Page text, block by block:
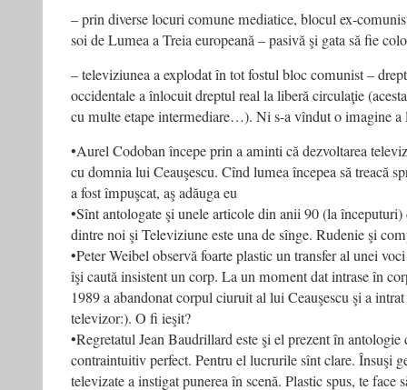
– prin diverse locuri comune mediatice, blocul ex-
soi de Lumea a Treia europeană – pasivă şi gata să fie
– televiziunea a explodat în tot fostul bloc comunist –
occidentale a înlocuit dreptul real la liberă circulaţie
cu multe etape intermediare…). Ni s-a vîndut o imagine a
•Aurel Codoban începe prin a aminti că dezvoltarea
cu domnia lui Ceauşescu. Cînd lumea începea să treacă
a fost împuşcat, aş adăuga eu
•Sînt antologate şi unele articole din anii 90 (la
dintre noi şi Televiziune este una de sînge. Rudenie şi
•Peter Weibel observă foarte plastic un transfer al unei
îşi caută insistent un corp. La un moment dat intrase în
1989 a abandonat corpul ciuruit al lui Ceauşescu şi a
televizor:). O fi ieşit?
•Regretatul Jean Baudrillard este şi el prezent în antologie
contraintuitiv perfect. Pentru el lucrurile sînt clare. Însuşi
televizate a instigat punerea în scenă. Plastic spus, te face